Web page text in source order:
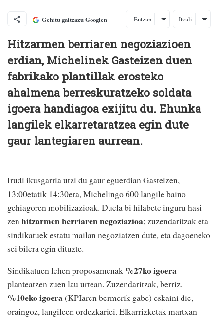
Gehitu gaitzazu Googlen Entzun Itzuli
Hitzarmen berriaren negoziazioen
erdian, Michelinek Gasteizen duen
fabrikako plantillak erosteko
ahalmena berreskuratzeko soldata
igoera handiagoa exijitu du. Ehunka
langilek elkarretaratzea egin dute
gaur lantegiaren aurrean.
Irudi ikusgarria utzi du gaur eguerdian Gasteizen,
13:00etatik 14:30era, Michelingo 600 langile baino
gehiagoren mobilizazioak. Duela bi hilabete inguru hasi
zen hitzarmen berriaren negoziazioa; zuzendaritzak eta
sindikatuek estatu mailan negoziatzen dute, eta dagoeneko
sei bilera egin dituzte.
Sindikatuen lehen proposamenak %27ko igoera
planteatzen zuen lau urtean. Zuzendaritzak, berriz,
%10eko igoera(KPIaren bermerik gabe) eskaini die,
oraingoz, langileen ordezkariei. Elkarrizketak martxan